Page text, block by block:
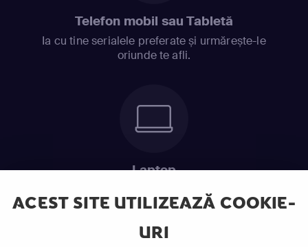
ACEST SITE UTILIZEAZĂ COOKIE-
URI
Telefon mobil sau Tabletă
Ia cu tine serialele preferate și urmărește-le
oriunde te afli.
Laptop
ABONEAZĂ-TE ACUM